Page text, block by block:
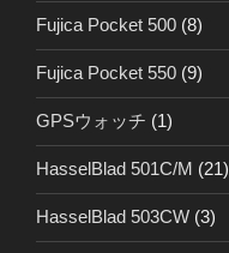
Fujica Pocket 500 (8)
Fujica Pocket 550 (9)
GPSウォッチ (1)
HasselBlad 501C/M (21)
HasselBlad 503CW (3)